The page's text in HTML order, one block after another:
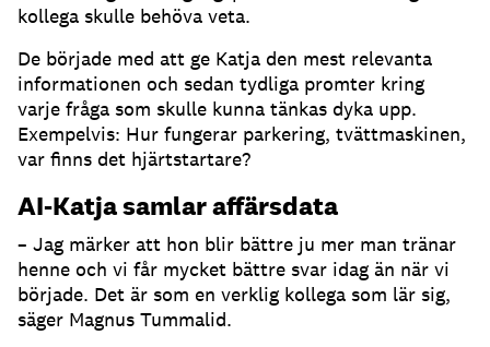
kollega skulle behöva veta.
De började med att ge Katja den mest relevanta
informationen och sedan tydliga promter kring
varje fråga som skulle kunna tänkas dyka upp.
Exempelvis: Hur fungerar parkering, tvättmaskinen,
var finns det hjärtstartare?
AI-Katja samlar affärsdata
– Jag märker att hon blir bättre ju mer man tränar
henne och vi får mycket bättre svar idag än när vi
började. Det är som en verklig kollega som lär sig,
säger Magnus Tummalid.